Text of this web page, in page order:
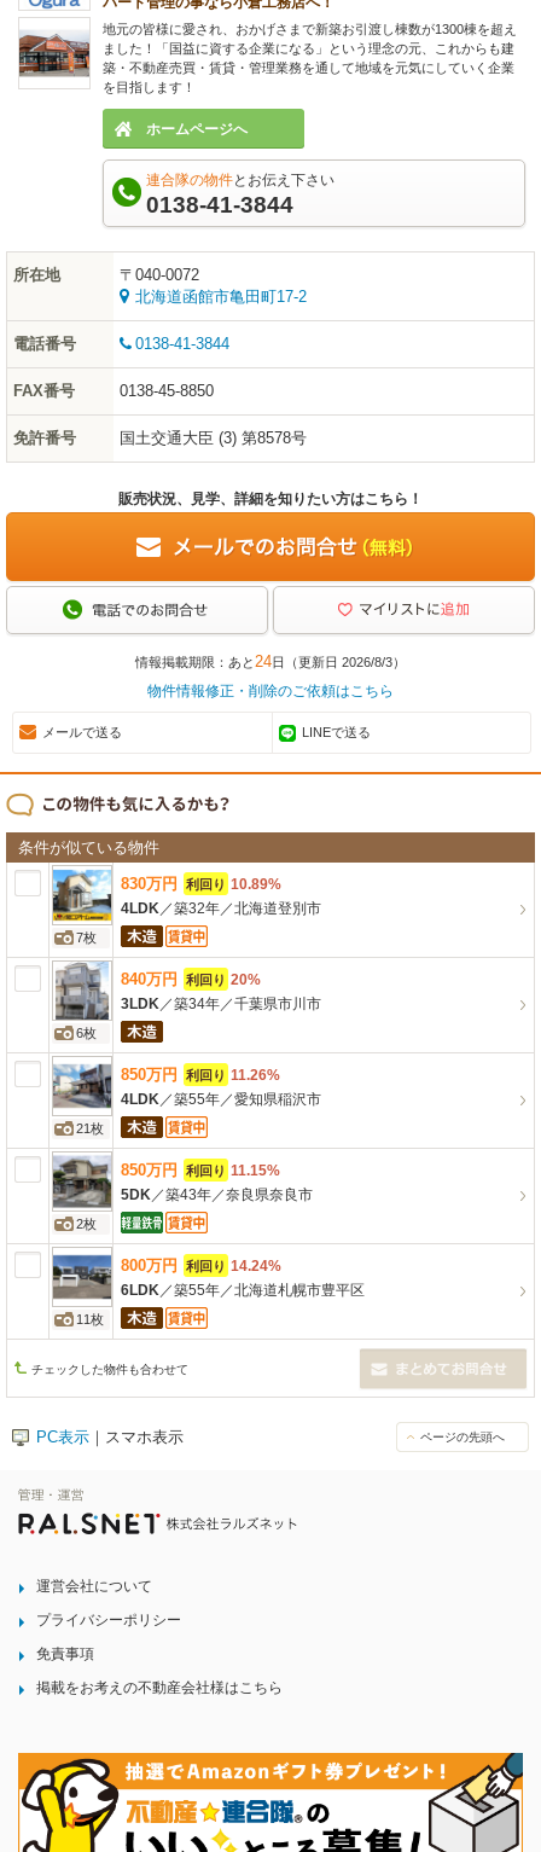
地元の皆様に愛され、おかげさまで新築お引渡し棟数が1300棟を超え
ました！「国益に資する企業になる」という理念の元、これからも建
築・不動産売買・賃貸・管理業務を通して地域を元気にしていく企業
を目指します！
ホームページへ
連合隊の物件とお伝え下さい
0138-41-3844
所在地
〒040-0072
北海道函館市亀田町17-2
電話番号 0138-41-3844
FAX番号 0138-45-8850
免許番号 国土交通大臣 (3) 第8578号
販売状況、見学、詳細を知りたい方はこちら！
情報掲載期限：あと24日（更新日 2026/8/3）
物件情報修正・削除のご依頼はこちら
メールで送る LINEで送る
条件が似ている物件
7枚
830万円 利回り 10.89%
4LDK／築32年／北海道登別市
6枚
840万円 利回り 20%
3LDK／築34年／千葉県市川市
21枚
850万円 利回り 11.26%
4LDK／築55年／愛知県稲沢市
2枚
850万円 利回り 11.15%
5DK／築43年／奈良県奈良市
11枚
800万円 利回り 14.24%
6LDK／築55年／北海道札幌市豊平区
チェックした物件も合わせて
PC表示 ｜スマホ表示 ページの先頭へ
運営会社について
プライバシーポリシー
免責事項
掲載をお考えの不動産会社様はこちら